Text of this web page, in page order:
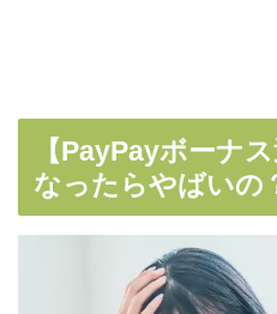
【PayPayボーナ
なったらやばいの